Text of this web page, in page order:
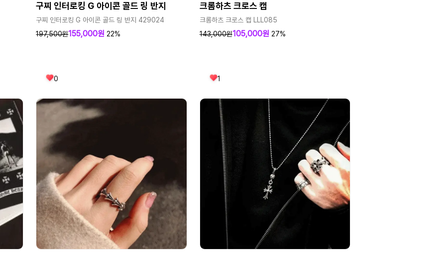
구찌 인터로킹 G 아이콘 골드 링 반지
구찌 인터로킹 G 아이콘 골드 링 반지 429024
197,500원155,000원 22%
0
크롬하츠 크로스 캡
크롬하츠 크로스 캡 LLL085
143,000원105,000원 27%
1